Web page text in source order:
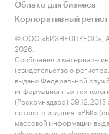
• К какому
размеру и темпом
опережающей
динамикой) в
текущей
региона с
• Насколько
потенциал роста,
регионами со
Облако для бизнеса
Корпоративный
© ООО «БИЗНЕСПРЕСС»,
2026.
Сообщения и материалы
(свидетельство о
выдано Федеральной
информационных
(Роскомнадзор)
сетевого издания «РБК»
массовой информации